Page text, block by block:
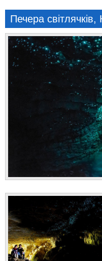
Печера